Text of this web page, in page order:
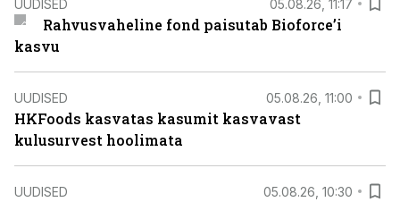
UUDISED 05.08.26, 11:17
Rahvusvaheline fond paisutab Bioforce’i
kasvu
UUDISED 05.08.26, 11:00
HKFoods kasvatas kasumit kasvavast
kulusurvest hoolimata
UUDISED 05.08.26, 10:30